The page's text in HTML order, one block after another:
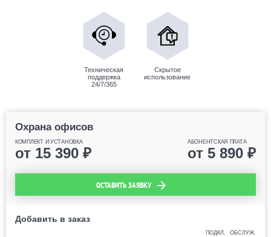
Техническая
поддержка
24/7/365
Скрытое
использование
Охрана офисов
КОМПЛЕКТ И УСТАНОВКА
от 15 390 ₽
АБОНЕНТСКАЯ ПЛАТА
от 5 890 ₽
ОСТАВИТЬ ЗАЯВКУ
Добавить в заказ
ПОДКЛ. ОБСЛУЖ.